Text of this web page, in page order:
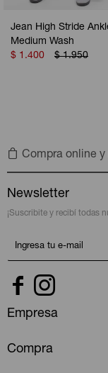
Jean High Stride
Medium Wash
$ 1.400 $ 1.950
Compra online
Newsletter
¡Suscribite y recibí todas
 
Empresa
Compra